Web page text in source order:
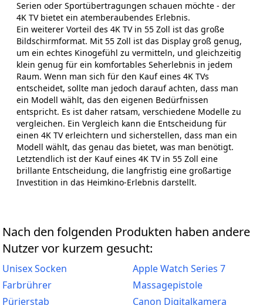
Serien oder Sportübertragungen schauen möchte - der
4K TV bietet ein atemberaubendes Erlebnis.
Ein weiterer Vorteil des 4K TV in 55 Zoll ist das große
Bildschirmformat. Mit 55 Zoll ist das Display groß genug,
um ein echtes Kinogefühl zu vermitteln, und gleichzeitig
klein genug für ein komfortables Seherlebnis in jedem
Raum. Wenn man sich für den Kauf eines 4K TVs
entscheidet, sollte man jedoch darauf achten, dass man
ein Modell wählt, das den eigenen Bedürfnissen
entspricht. Es ist daher ratsam, verschiedene Modelle zu
vergleichen. Ein Vergleich kann die Entscheidung für
einen 4K TV erleichtern und sicherstellen, dass man ein
Modell wählt, das genau das bietet, was man benötigt.
Letztendlich ist der Kauf eines 4K TV in 55 Zoll eine
brillante Entscheidung, die langfristig eine großartige
Investition in das Heimkino-Erlebnis darstellt.
Nach den folgenden Produkten haben andere
Nutzer vor kurzem gesucht:
Unisex Socken
Apple Watch Series 7
Farbrührer
Massagepistole
Pürierstab
Canon Digitalkamera